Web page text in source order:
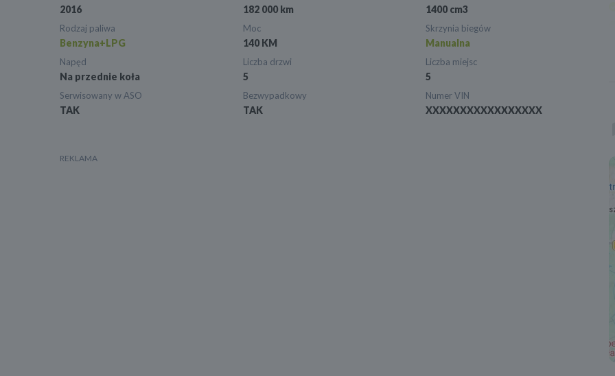
2016 182 000 km 1400 cm3
Rodzaj paliwa
Benzyna+LPG
Moc
140 KM
Skrzynia biegów
Manualna
Napęd
Na przednie koła
Liczba drzwi
5
Liczba miejsc
5
Serwisowany w ASO
TAK
Bezwypadkowy
TAK
Numer VIN
XXXXXXXXXXXXXXXXX